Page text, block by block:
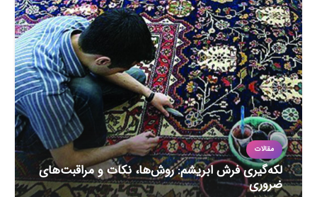
مقالات
لکه‌گیری فرش ابریشم: روش‌ها، نکات و مراقبت‌های
ضروری
مقالات